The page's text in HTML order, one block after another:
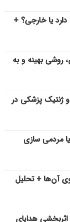
یا خارجی؟ +
روشی بهینه و به
ژنتیک پزشکی در
سازی
آن‌ها + تحلیل
هدایای